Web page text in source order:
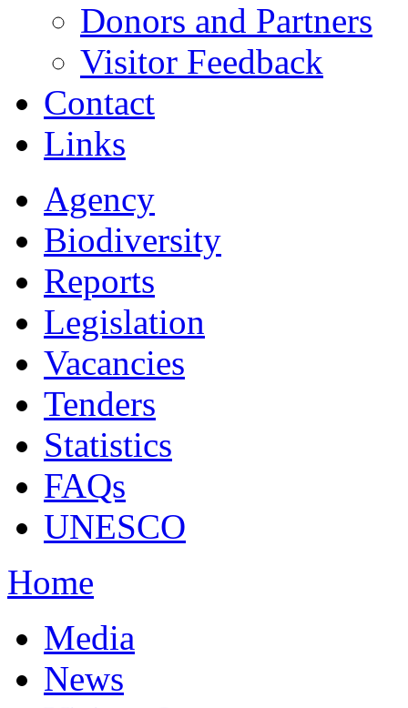
Donors and Partners
Visitor Feedback
Contact
Links
Agency
Biodiversity
Reports
Legislation
Vacancies
Tenders
Statistics
FAQs
UNESCO
Home
Media
News